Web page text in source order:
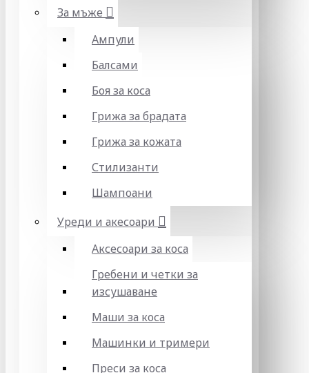
За мъже
Ампули
Балсами
Боя за коса
Грижа за брадата
Грижа за кожата
Стилизанти
Шампоани
Уреди и акесоари
Аксесоари за коса
Гребени и четки за
изсушаване
Маши за коса
Машинки и тримери
Преси за коса